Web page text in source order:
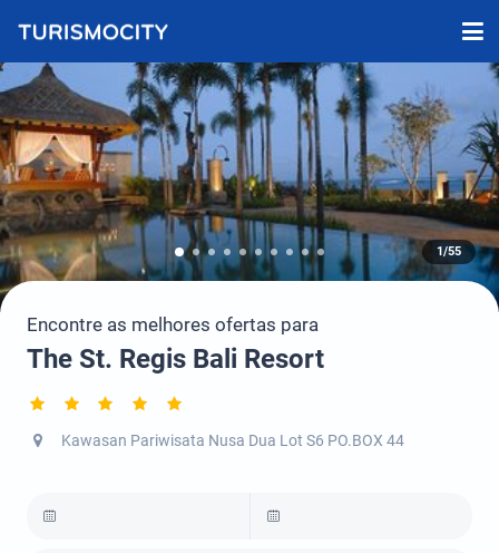
1/55
Encontre as melhores ofertas para
The St. Regis Bali Resort
Kawasan Pariwisata Nusa Dua Lot S6 PO.BOX 44